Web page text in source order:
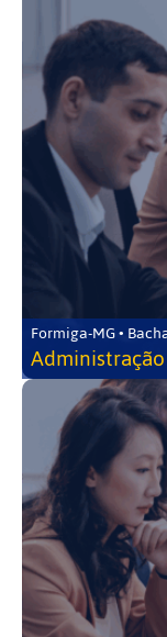
Formiga-MG •
Administração